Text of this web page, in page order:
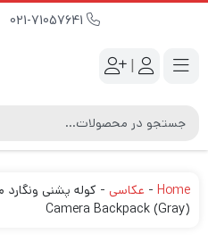
|
Home
- عکاسی -
Camera Backpack (Gray)